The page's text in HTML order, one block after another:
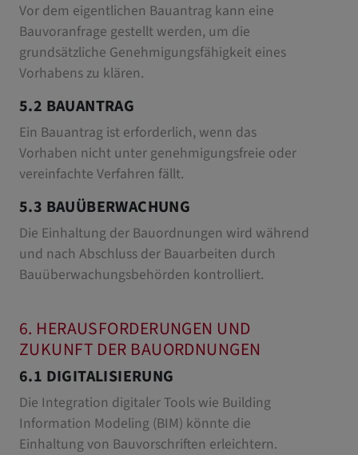
Vor dem eigentlichen Bauantrag kann eine
Bauvoranfrage gestellt werden, um die
grundsätzliche Genehmigungsfähigkeit eines
Vorhabens zu klären.
5.2 BAUANTRAG
Ein Bauantrag ist erforderlich, wenn das
Vorhaben nicht unter genehmigungsfreie oder
vereinfachte Verfahren fällt.
5.3 BAUÜBERWACHUNG
Die Einhaltung der Bauordnungen wird während
und nach Abschluss der Bauarbeiten durch
Bauüberwachungsbehörden kontrolliert.
6. HERAUSFORDERUNGEN UND
ZUKUNFT DER BAUORDNUNGEN
6.1 DIGITALISIERUNG
Die Integration digitaler Tools wie Building
Information Modeling (BIM) könnte die
Einhaltung von Bauvorschriften erleichtern.